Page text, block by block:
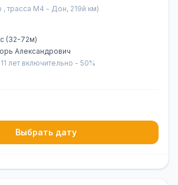
трасса М4 - Дон, 219й км)
(32-72м)
Александрович
лет включительно - 50%
Выбрать дату